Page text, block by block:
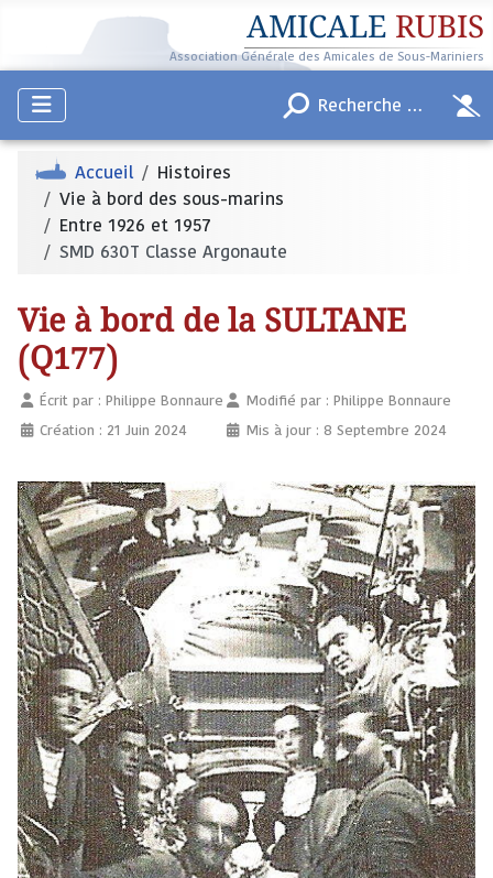
AMICALE RUBIS
Association Générale des Amicales de Sous-Mariniers
Accueil
Histoires
Vie à bord des sous-marins
Entre 1926 et 1957
SMD 630T Classe Argonaute
Vie à bord de la SULTANE
(Q177)
Écrit par :Philippe Bonnaure
Création : 21 Juin 2024
Modifié par : Philippe Bonnaure
Mis à jour : 8 Septembre 2024